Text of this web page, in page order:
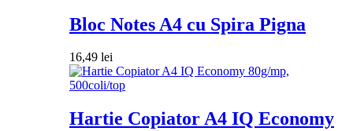
Bloc Notes A4 cu Spira Pigna
16,49 lei
Hartie Copiator A4 IQ Economy